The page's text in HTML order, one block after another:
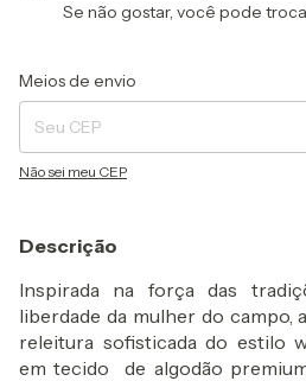
Se não gostar, você pode
Entregas para o CEP:
Meios de envio
Não sei meu CEP
Descrição
Inspirada na força das
liberdade da mulher do campo,
releitura sofisticada do estilo
em tecido de algodão